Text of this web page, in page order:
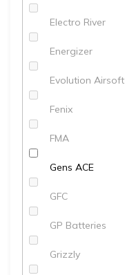
Electro River
Energizer
Evolution Airsoft
Fenix
FMA
Gens ACE
GFC
GP Batteries
Grizzly